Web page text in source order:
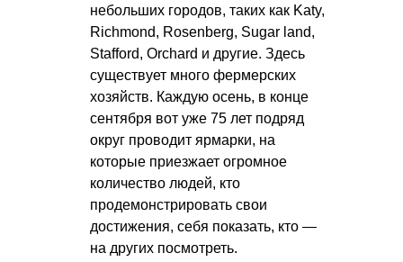
небольших городов, таких как Katy,
Richmond, Rosenberg, Sugar land,
Stafford, Orchard и другие. Здесь
существует много фермерских
хозяйств. Каждую осень, в конце
сентября вот уже 75 лет подряд
округ проводит ярмарки, на
которые приезжает огромное
количество людей, кто
продемонстрировать свои
достижения, себя показать, кто —
на других посмотреть.